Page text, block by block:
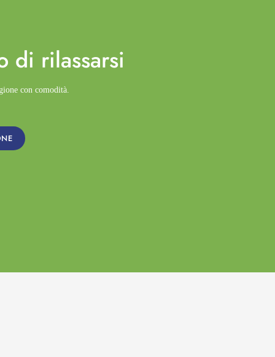
di rilassarsi
con comodità.